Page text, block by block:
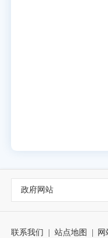
政府网站
联系我们 站点地图 网